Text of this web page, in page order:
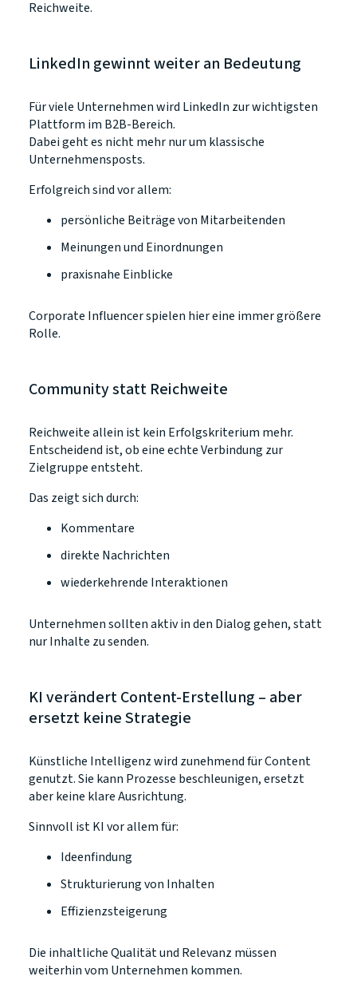
Reichweite.
LinkedIn gewinnt weiter an Bedeutung
Für viele Unternehmen wird LinkedIn zur wichtigsten
Plattform im B2B-Bereich.
Dabei geht es nicht mehr nur um klassische
Unternehmensposts.
Erfolgreich sind vor allem:
persönliche Beiträge von Mitarbeitenden
Meinungen und Einordnungen
praxisnahe Einblicke
Corporate Influencer spielen hier eine immer größere
Rolle.
Community statt Reichweite
Reichweite allein ist kein Erfolgskriterium mehr.
Entscheidend ist, ob eine echte Verbindung zur
Zielgruppe entsteht.
Das zeigt sich durch:
Kommentare
direkte Nachrichten
wiederkehrende Interaktionen
Unternehmen sollten aktiv in den Dialog gehen, statt
nur Inhalte zu senden.
KI verändert Content-Erstellung – aber
ersetzt keine Strategie
Künstliche Intelligenz wird zunehmend für Content
genutzt. Sie kann Prozesse beschleunigen, ersetzt
aber keine klare Ausrichtung.
Sinnvoll ist KI vor allem für:
Ideenfindung
Strukturierung von Inhalten
Effizienzsteigerung
Die inhaltliche Qualität und Relevanz müssen
weiterhin vom Unternehmen kommen.